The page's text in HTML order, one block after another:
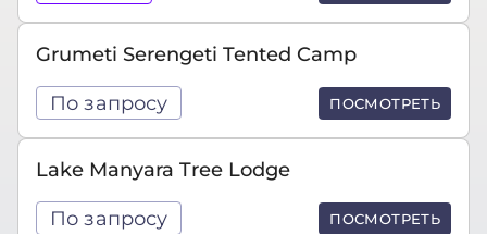
Grumeti Serengeti Tented Camp
По запросу ПОСМОТРЕТЬ
Lake Manyara Tree Lodge
По запросу ПОСМОТРЕТЬ